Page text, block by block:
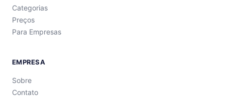
Categorias
Preços
Para Empresas
EMPRESA
Sobre
Contato